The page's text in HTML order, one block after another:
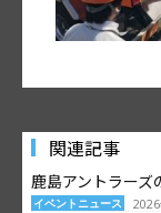
関連記事
鹿島アントラーズ
イベントニュース